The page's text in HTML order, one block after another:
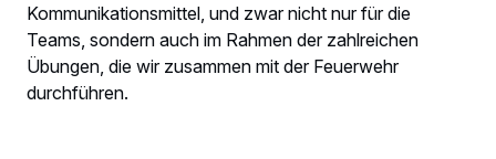
Kommunikationsmittel, und zwar nicht nur für die
Teams, sondern auch im Rahmen der zahlreichen
Übungen, die wir zusammen mit der Feuerwehr
durchführen.